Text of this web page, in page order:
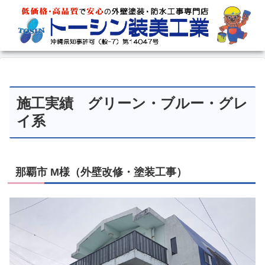
施工実績 グリーン・ブルー・グレ
イ系
那覇市 M様（外壁改修・塗装工事）